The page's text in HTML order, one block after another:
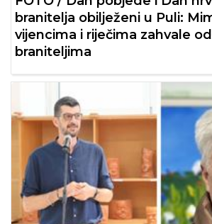
branitelja obilježeni u Puli:
vijencima i riječima zahvale
braniteljima